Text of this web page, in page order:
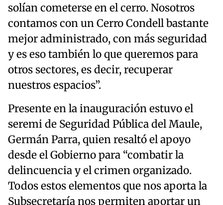
solían cometerse en el cerro. Nosotros
contamos con un Cerro Condell bastante
mejor administrado, con más seguridad
y es eso también lo que queremos para
otros sectores, es decir, recuperar
nuestros espacios”.
Presente en la inauguración estuvo el
seremi de Seguridad Pública del Maule,
Germán Parra, quien resaltó el apoyo
desde el Gobierno para “combatir la
delincuencia y el crimen organizado.
Todos estos elementos que nos aporta la
Subsecretaría nos permiten aportar un